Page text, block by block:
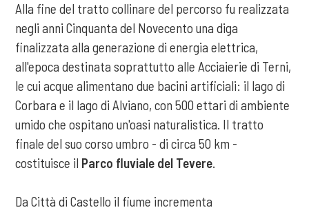
Alla fine del tratto collinare del percorso fu realizzata
negli anni Cinquanta del Novecento una diga
finalizzata alla generazione di energia elettrica,
all'epoca destinata soprattutto alle Acciaierie di Terni,
le cui acque alimentano due bacini artificiali: il lago di
Corbara e il lago di Alviano, con 500 ettari di ambiente
umido che ospitano un'oasi naturalistica. Il tratto
finale del suo corso umbro - di circa 50 km -
costituisce il Parco fluviale del Tevere.
Da Città di Castello il fiume incrementa